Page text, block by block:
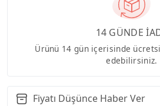
14 GÜNDE
Ürünü 14 gün içerisinde
edebilirsiniz.
Fiyatı Düşünce Haber Ver